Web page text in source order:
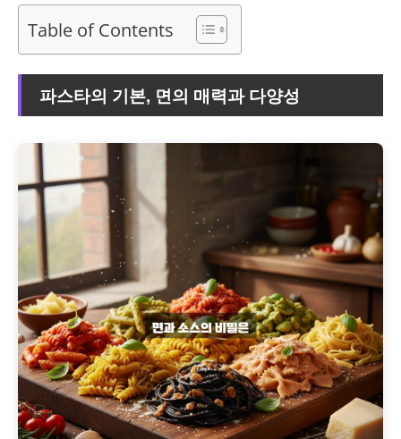
Table of Contents
파스타의 기본, 면의 매력과 다양성